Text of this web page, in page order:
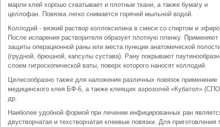
марли клей хорошо схватывает и плотные ткани, а также бумагу и
целлофан. Повязка легко снимается горячей мыльной водой.
Коллодий - вязкий раствор коллоксилина в смеси со спиртом и
После испарения растворителя образует плотную пленку.
защиты операционной раны или места пункции анатомической
(грудной, брюшной, капсулы сустава). Рану покрывают
слоем гигроскопической ваты, поверх которого наносят коллодий.
Целесообразно также для наложения различных повязок применение
медицинского клея БФ-6, а также клеящих аэрозолей «Кубатол»
др.
Наиболее удобной формой при лечении инфицированных ран
двустворчатая и техстворчатая клеевые повязки. Для приготовления